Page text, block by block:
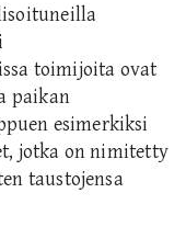
toimijoita ovat
paikan
esimerkiksi
jotka on nimitetty
taustojensa